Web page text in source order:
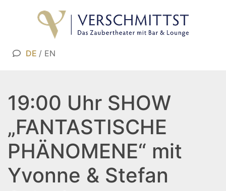
DE / EN
19:00 Uhr SHOW
„FANTASTISCHE
PHÄNOMENE“ mit
Yvonne & Stefan